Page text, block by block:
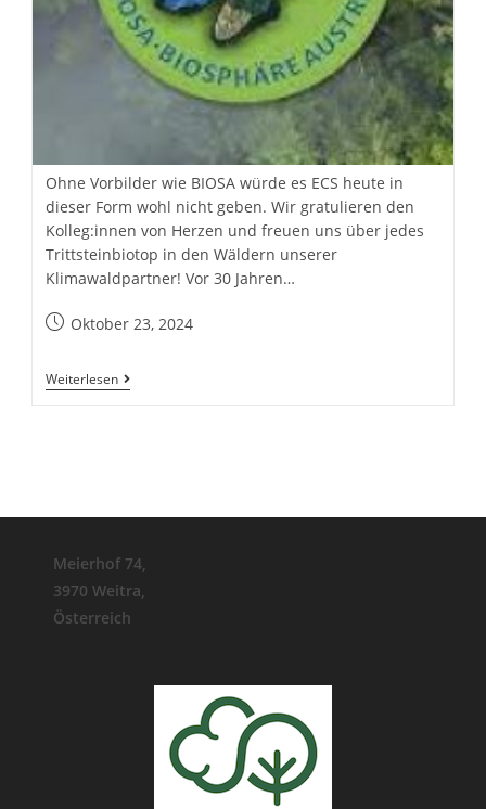
Ohne Vorbilder wie BIOSA würde es ECS heute in
dieser Form wohl nicht geben. Wir gratulieren den
Kolleg:innen von Herzen und freuen uns über jedes
Trittsteinbiotop in den Wäldern unserer
Klimawaldpartner! Vor 30 Jahren…
BeitragOktober 23, 2024
Weiterlesen30
Jahre
Meierhof 74,
3970 Weitra,
Österreich